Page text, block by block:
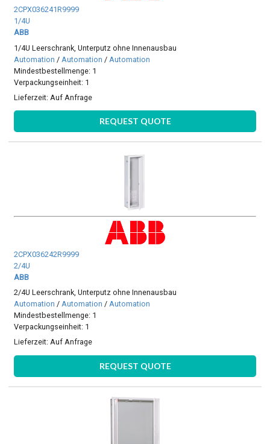
2CPX036241R9999
1/4U
ABB
1/4U Leerschrank, Unterputz ohne Innenausbau
Automation / Automation / Automation
Mindestbestellmenge: 1
Verpackungseinheit: 1
Lieferzeit: Auf Anfrage
REQUEST QUOTE
2CPX036242R9999
2/4U
ABB
2/4U Leerschrank, Unterputz ohne Innenausbau
Automation /Automation /Automation
Mindestbestellmenge: 1
Verpackungseinheit: 1
Lieferzeit:Auf Anfrage
REQUEST QUOTE